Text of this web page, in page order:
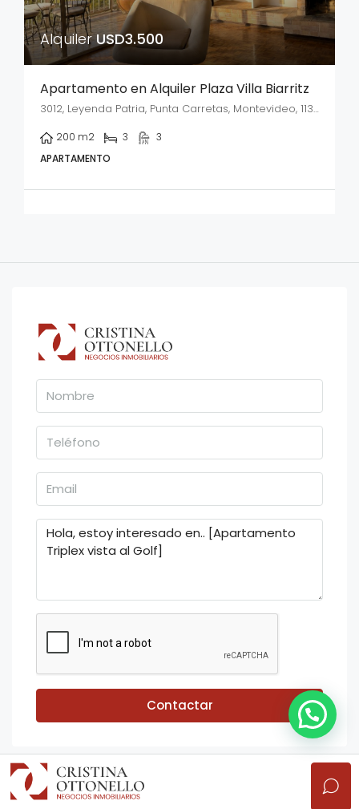
AlquilerUSD3.500
Apartamento en Alquiler Plaza Villa Biarritz
3012, Leyenda Patria, Punta Carretas, Montevideo, 11303, Uruguay
200 m2 3
3
APARTAMENTO
Contactar